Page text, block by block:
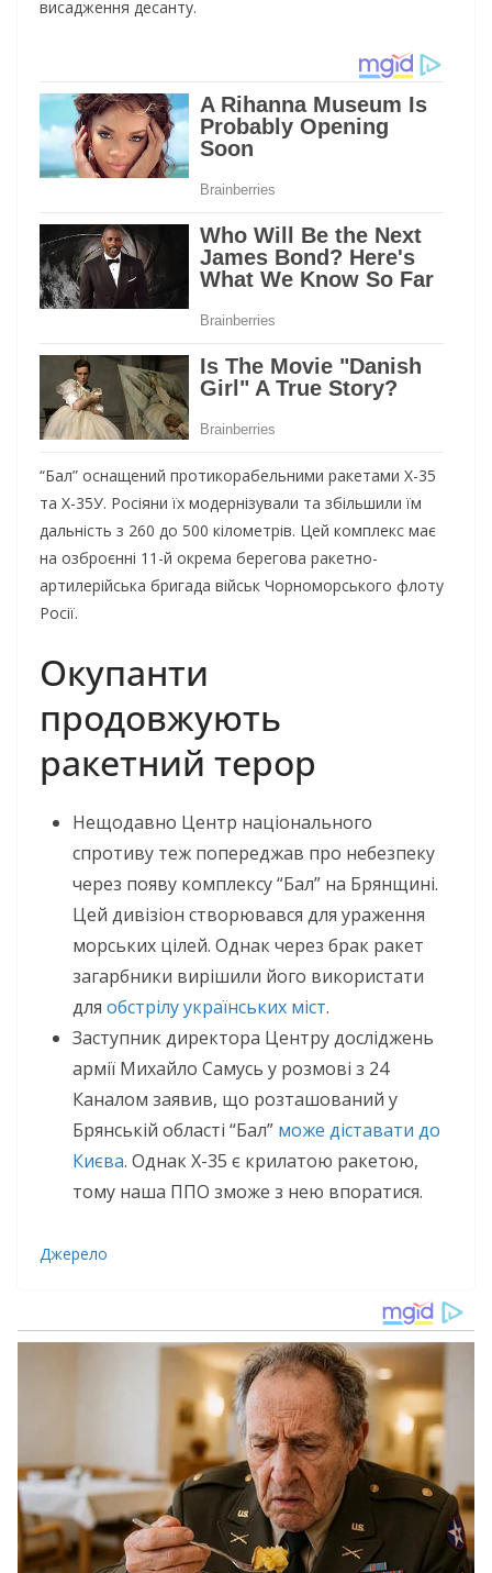
висадження десанту.
“Бал” оснащений протикорабельними ракетами Х-35
та Х-35У. Росіяни їх модернізували та збільшили їм
дальність з 260 до 500 кілометрів. Цей комплекс має
на озброєнні 11-й окрема берегова ракетно-
артилерійська бригада військ Чорноморського флоту
Росії.
Окупанти
продовжують
ракетний терор
Нещодавно Центр національного
спротиву теж попереджав про небезпеку
через появу комплексу “Бал” на Брянщині.
Цей дивізіон створювався для ураження
морських цілей. Однак через брак ракет
загарбники вирішили його використати
для обстрілу українських міст.
Заступник директора Центру досліджень
армії Михайло Самусь у розмові з 24
Каналом заявив, що розташований у
Брянській області “Бал” може діставати до
Києва. Однак Х-35 є крилатою ракетою,
тому наша ППО зможе з нею впоратися.
Джерело